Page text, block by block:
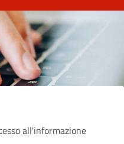
all'informazione